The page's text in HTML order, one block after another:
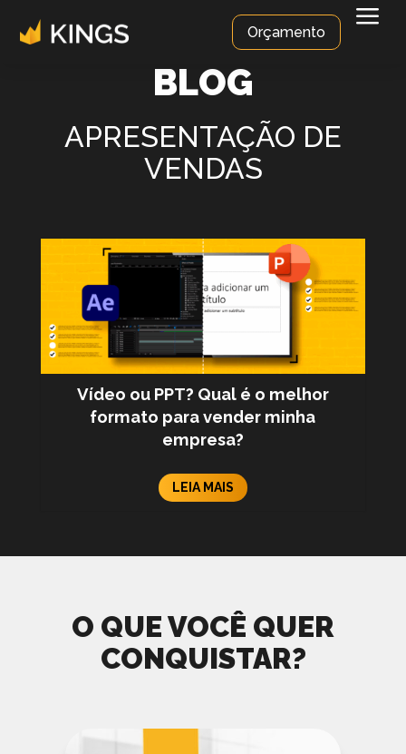
Orçamento a
BLOG
APRESENTAÇÃO DE
VENDAS
Vídeo ou PPT? Qual é o melhor
formato para vender minha
empresa?
LEIA MAIS
O QUE VOCÊ QUER
CONQUISTAR?